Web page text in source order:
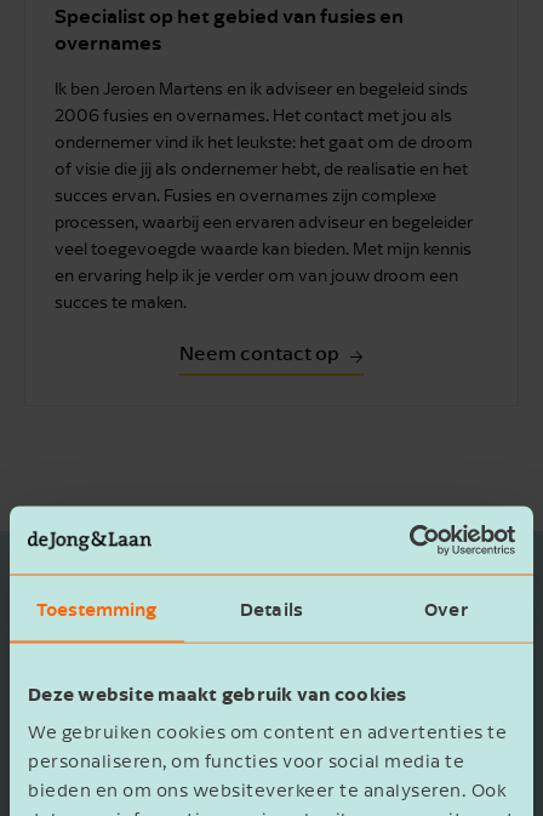
Toestemming Details Over
Deze website maakt gebruik van cookies
We gebruiken cookies om content en advertenties te
personaliseren, om functies voor social media te
bieden en om ons websiteverkeer te analyseren. Ook
Specialist op het gebied van fusies en
overnames
Ik ben Jeroen Martens en ik adviseer en begeleid sinds
2006 fusies en overnames. Het contact met jou als
ondernemer vind ik het leukste: het gaat om de droom
of visie die jij als ondernemer hebt, de realisatie en het
succes ervan. Fusies en overnames zijn complexe
processen, waarbij een ervaren adviseur en begeleider
veel toegevoegde waarde kan bieden. Met mijn kennis
en ervaring help ik je verder om van jouw droom een
succes te maken.
Neem contact op
Hoe creëer je meer waarde?
hebben op de waarde van je bedrijf, kan
je daarop sturen en zo kan je waarde creëren.
Denk aan:
WHITEPAPER
"BEDRIJFSVERKOOP
VOORBEREIDEN: 21
VRAGEN"
Bedrijfsnaam